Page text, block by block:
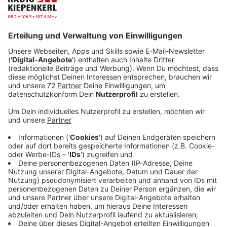
Nach wochenlangem Teasern stellt Tom Walker einen
neuen Ohrwurm - "Head Underwater" - vor. Der Track
ist die zweite offizielle Singleauskopplung aus dem
bald erscheinenden Album "I Am". Dieser Popsong
wurde über eine halbe Million mal in drei Wochen auf
"YouTube" angeklickt und hat das Potential, ein Hit in
2024 zu werden. Walker hat viel zu erzählen, nicht nur
aufgrund seiner musikalischen Highlights in diesem
Jahr. Er kommt uns auf seiner Promo-Tour im Studio
besuchen und wenn es mit der Musik nicht mehr
klappt, will Walker in die Werbung gehen. Er hat
Moderator Kevin Zimmer auch verraten, wofür er
Werbung machen will. Das gesamte Gespräch hört ihr
hier.